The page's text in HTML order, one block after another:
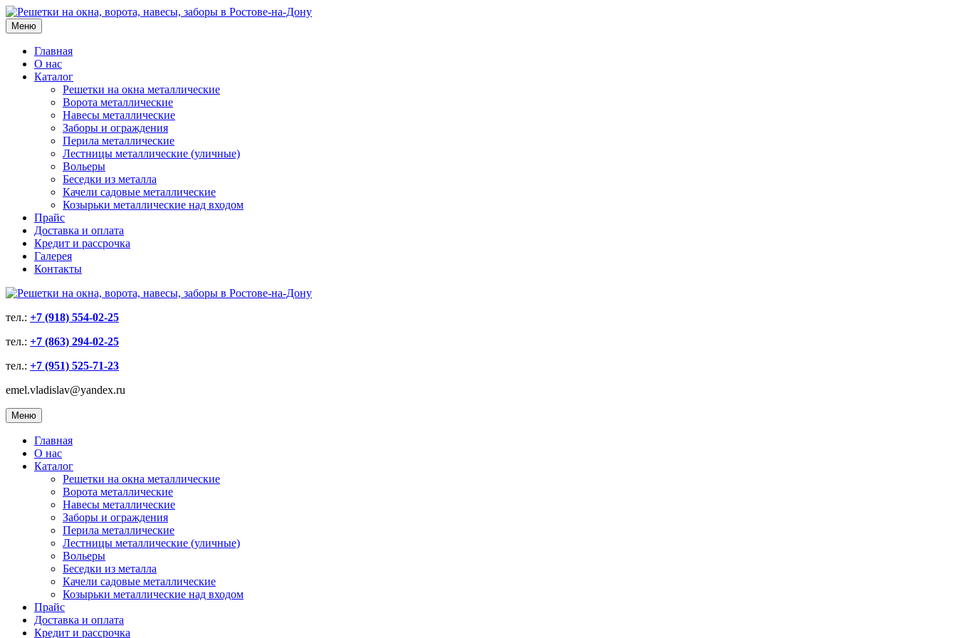
Меню
Главная
О нас
Каталог
Решетки на окна металлические
Ворота металлические
Навесы металлические
Заборы и ограждения
Перила металлические
Лестницы металлические (уличные)
Вольеры
Беседки из металла
Качели садовые металлические
Козырьки металлические над входом
Прайс
Доставка и оплата
Кредит и рассрочка
Галерея
Контакты
тел.: +7 (918) 554-02-25
тел.: +7 (863) 294-02-25
тел.: +7 (951) 525-71-23
emel.vladislav@yandex.ru
Меню
Главная
О нас
Каталог
Решетки на окна металлические
Ворота металлические
Навесы металлические
Заборы и ограждения
Перила металлические
Лестницы металлические (уличные)
Вольеры
Беседки из металла
Качели садовые металлические
Козырьки металлические над входом
Прайс
Доставка и оплата
Кредит и рассрочка